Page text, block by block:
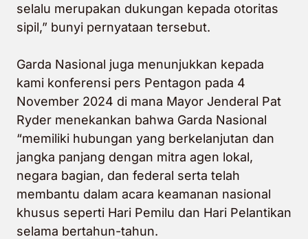
selalu merupakan dukungan kepada otoritas
sipil,” bunyi pernyataan tersebut.
Garda Nasional juga menunjukkan kepada
kami konferensi pers Pentagon pada 4
November 2024 di mana Mayor Jenderal Pat
Ryder menekankan bahwa Garda Nasional
“memiliki hubungan yang berkelanjutan dan
jangka panjang dengan mitra agen lokal,
negara bagian, dan federal serta telah
membantu dalam acara keamanan nasional
khusus seperti Hari Pemilu dan Hari Pelantikan
selama bertahun-tahun.